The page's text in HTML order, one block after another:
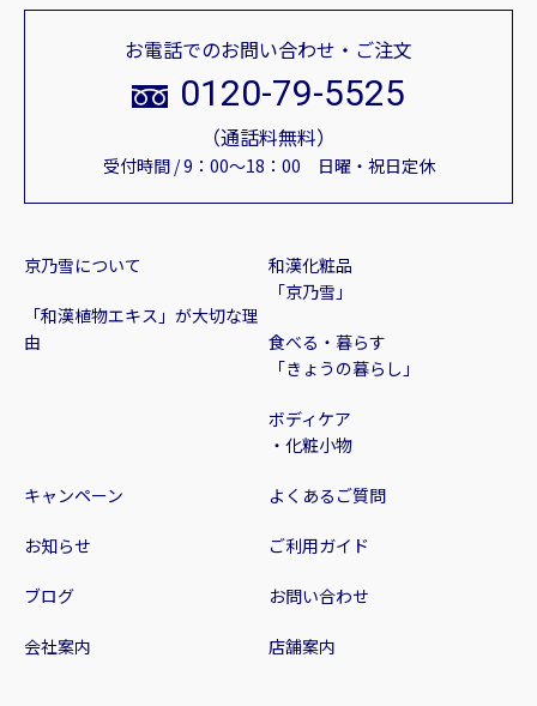
京乃雪について
「和漢植物エキス」が大切な理
由
和漢化粧品
「京乃雪」
食べる・暮らす
「きょうの暮らし」
ボディケア
・化粧小物
キャンペーン
お知らせ
ブログ
会社案内 店舗案内
よくあるご質問
ご利用ガイド
お問い合わせ
お電話でのお問い合わせ・ご注文
0120-79-5525
（通話料無料）
受付時間 / 9：00～18：00 日曜・祝日定休